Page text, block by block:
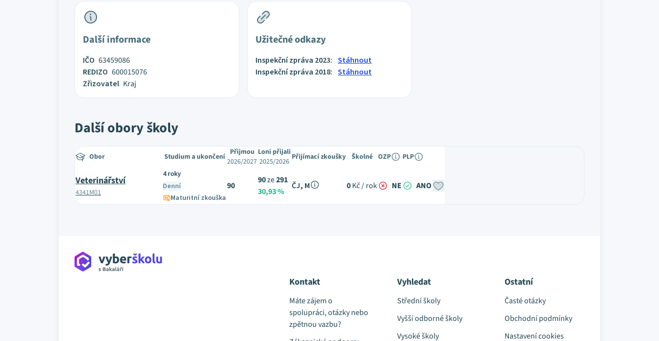
Další informace
IČO 63459086
REDIZO 600015076
Zřizovatel Kraj
Užitečné odkazy
Inspekční zpráva 2023: Stáhnout
Inspekční zpráva 2018: Stáhnout
Další obory školy
Obor Studium a ukončení Přijmou
2026/2027
Loni přijali
2025/2026 Přijímací zkoušky Školné OZP PLP
Veterinářství
4341M01
4 roky
Denní
Maturitní zkouška
90
90ze291
30,93 %
ČJ, M 0Kč / rok NE ANO
Kontakt
Máte zájem o
spolupráci, otázky nebo
zpětnou vazbu?
Vyhledat
Střední školy
Vyšší odborné školy
Vysoké školy
Ostatní
Časté otázky
Obchodní podmínky
Nastavení cookies